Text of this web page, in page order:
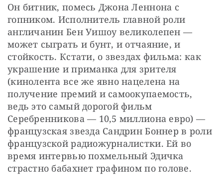
Он битник, помесь Джона Леннона с
гопником. Исполнитель главной роли
англичанин Бен Уишоу великолепен —
может сыграть и бунт, и отчаяние, и
стойкость. Кстати, о звездах фильма: как
украшение и приманка для зрителя
(кинолента все же явно нацелена на
получение премий и самоокупаемость,
ведь это самый дорогой фильм
Серебренникова — 10,5 миллиона евро) —
французская звезда Сандрин Боннер в роли
французской радиожурналистки. Ей во
время интервью похмельный Эдичка
страстно бабахнет графином по голове.